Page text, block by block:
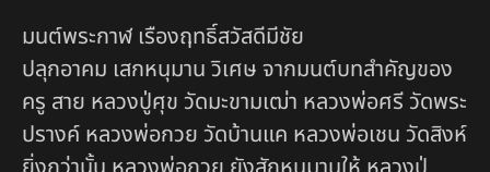
มนต์พระกาฬ เรืองฤทธิ์สวัสดีมีชัย
ปลุกอาคม เสกหนุมาน วิเศษ จากมนต์บทสำคัญของ
ครู สาย หลวงปู่ศุข วัดมะขามเฒ่า หลวงพ่อศรี วัดพระ
ปรางค์ หลวงพ่อกวย วัดบ้านแค หลวงพ่อเชน วัดสิงห์